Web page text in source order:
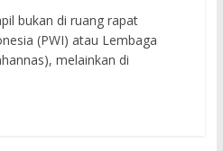
bukan di ruang rapat
(PWI) atau Lembaga
melainkan di